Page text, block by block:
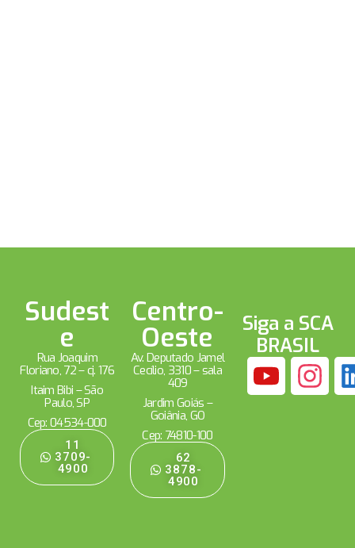
Sudest
e
Rua Joaquim
Floriano, 72 – cj. 176
Itaim Bibi – São
Paulo, SP
Cep: 04534-000
11
3709-
4900
Centro-
Oeste
Av. Deputado Jamel
Cecílio, 3310 – sala
409
Jardim Goiás –
Goiânia, GO
Cep: 74810-100
62
3878-
4900
Siga a SCA
BRASIL